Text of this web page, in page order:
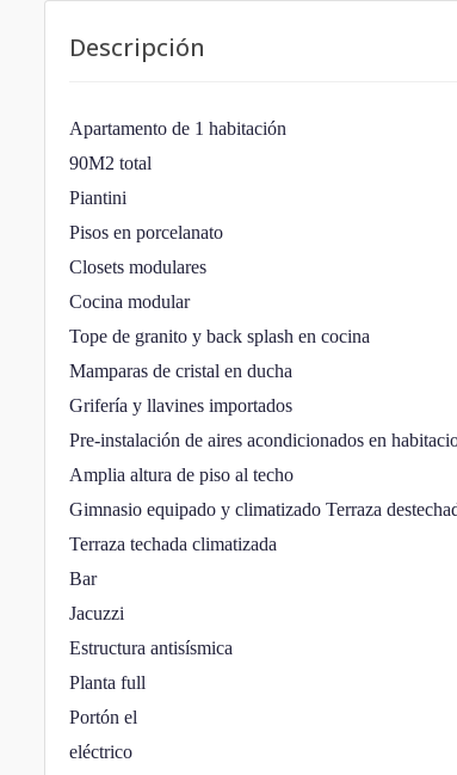
Descripción
Apartamento de 1 habitación
90M2 total
Piantini
Pisos en porcelanato
Closets modulares
Cocina modular
Tope de granito y back splash en cocina
Mamparas de cristal en ducha
Grifería y llavines importados
Pre-instalación de aires acondicionados en
Amplia altura de piso al techo
Gimnasio equipado y climatizado Terraza
Terraza techada climatizada
Bar
Jacuzzi
Estructura antisísmica
Planta full
Portón el
eléctrico